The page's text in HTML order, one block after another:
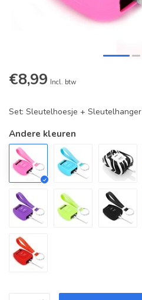
€8,99 Incl. btw
Set: Sleutelhoesje + Sleutelhanger
Andere kleuren